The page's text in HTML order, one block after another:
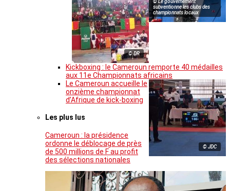
subventionne les clubs des
championnats locaux
© DR
Kickboxing : le Cameroun remporte 40 médailles
aux 11e Championnats africains
© JDC
Le Cameroun accueille le
onzième championnat
d’Afrique de kick-boxing
Les plus lus
Cameroun : la présidence
ordonne le déblocage de près
de 500 millions de F au profit
des sélections nationales